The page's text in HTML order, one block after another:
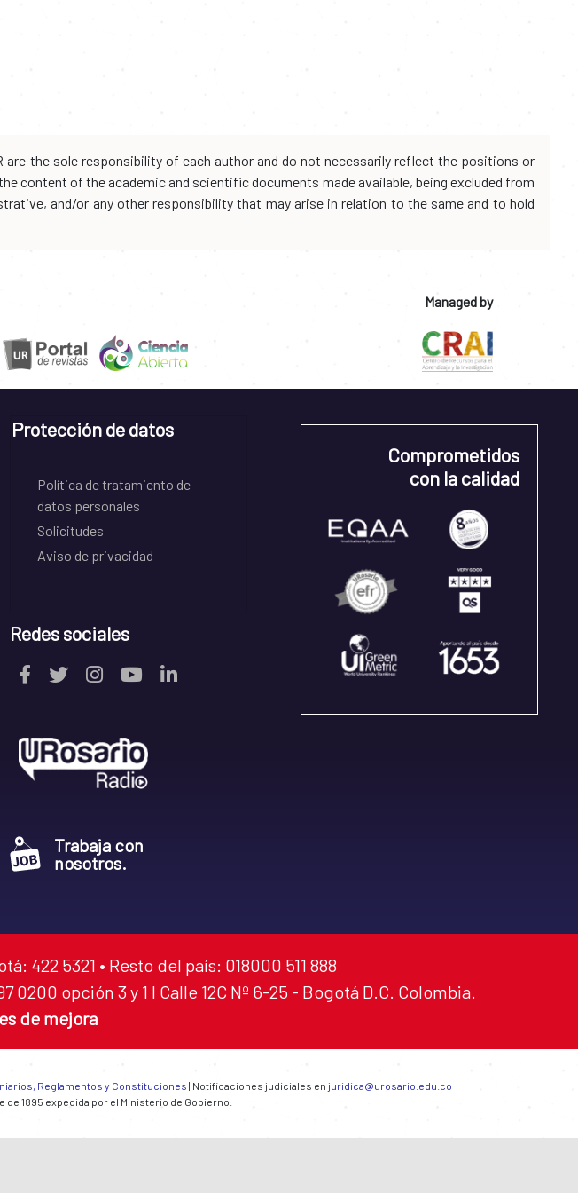
the sole responsibility of each author and do not necessarily reflect the positions or
content of the academic and scientific documents made available, being excluded from
and/or any other responsibility that may arise in relation to the same and to hold
Managed by
Protección de datos
Política de tratamiento de
datos personales
Solicitudes
Aviso de privacidad
Redes sociales
Trabaja con
nosotros.
Comprometidos
con la calidad
422 5321 • Resto del país: 018000 511 888
0200 opción 3 y 1 I Calle 12C Nº 6-25 - Bogotá D.C. Colombia.
de mejora
Reglamentos y Constituciones | Notificaciones judiciales en juridica@urosario.edu.co
1895 expedida por el Ministerio de Gobierno.